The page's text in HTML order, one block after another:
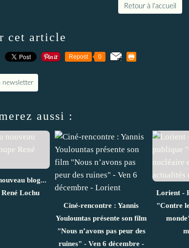
Retour à l'accueil
cet article
Repost 0
newsletter
aussi :
blog...
Lochu
Ciné-rencontre : Yannis
Youlountas présente son film
"Nous n’avons pas peur des
ruines" - Ven 6 décembre -
Lorient -
"Contre